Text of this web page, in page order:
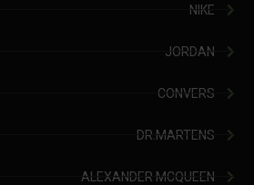
NIKE
JORDAN
CONVERS
DR.MARTENS
ALEXANDER MCQUEEN